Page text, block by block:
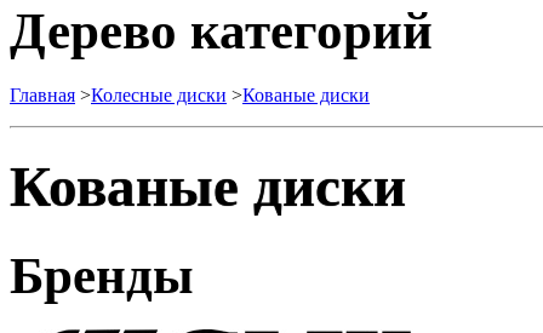
Дерево категорий
Главная >Колесные диски >Кованые диски
Кованые диски
Бренды